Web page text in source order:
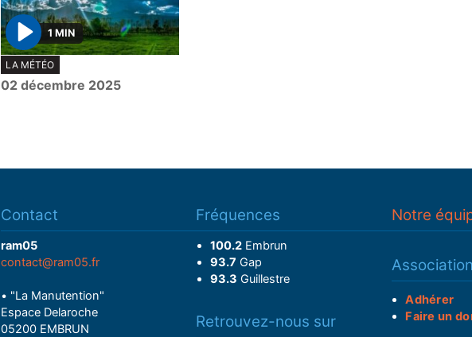
P
l
a
1 MIN
LA MÉTÉO
02 décembre 2025
Contact
ram05
contact@ram05.fr
• "La Manutention"
Espace Delaroche
05200 EMBRUN
Fréquences
100.2Embrun
93.7 Gap
93.3 Guillestre
Retrouvez-nous sur
Notre
Association
Adhérer
Faire un